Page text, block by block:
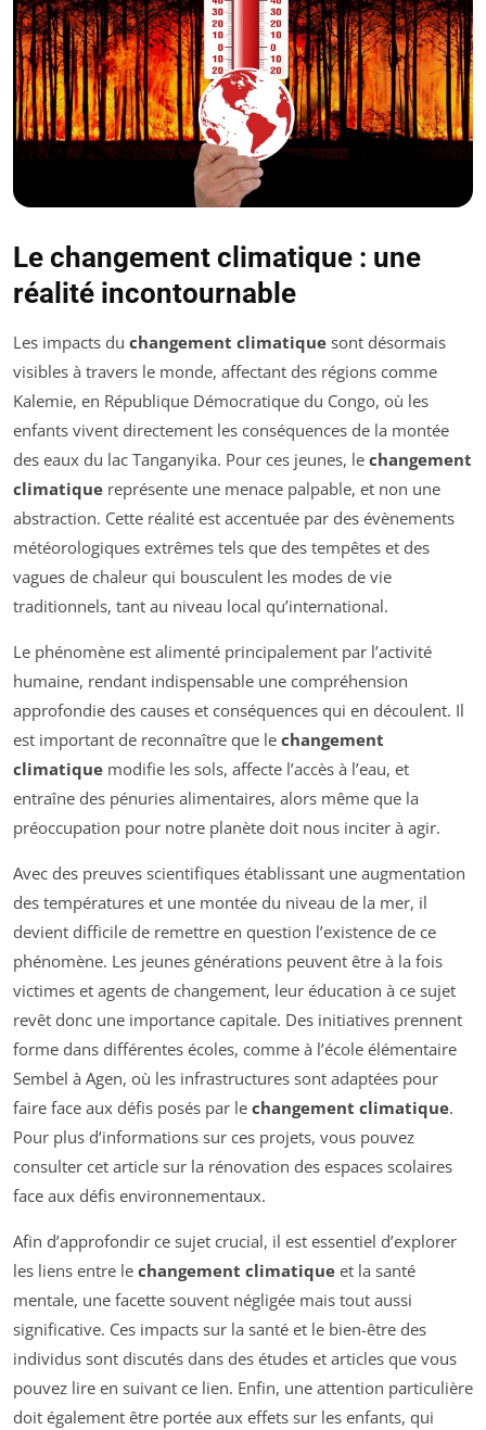
Le changement climatique : une
réalité incontournable
Les impacts du changement climatique sont désormais
visibles à travers le monde, affectant des régions comme
Kalemie, en République Démocratique du Congo, où les
enfants vivent directement les conséquences de la montée
des eaux du lac Tanganyika. Pour ces jeunes, le changement
climatique représente une menace palpable, et non une
abstraction. Cette réalité est accentuée par des évènements
météorologiques extrêmes tels que des tempêtes et des
vagues de chaleur qui bousculent les modes de vie
traditionnels, tant au niveau local qu’international.
Le phénomène est alimenté principalement par l’activité
humaine, rendant indispensable une compréhension
approfondie des causes et conséquences qui en découlent. Il
est important de reconnaître que le changement
climatique modifie les sols, affecte l’accès à l’eau, et
entraîne des pénuries alimentaires, alors même que la
préoccupation pour notre planète doit nous inciter à agir.
Avec des preuves scientifiques établissant une augmentation
des températures et une montée du niveau de la mer, il
devient difficile de remettre en question l’existence de ce
phénomène. Les jeunes générations peuvent être à la fois
victimes et agents de changement, leur éducation à ce sujet
revêt donc une importance capitale. Des initiatives prennent
forme dans différentes écoles, comme à l’école élémentaire
Sembel à Agen, où les infrastructures sont adaptées pour
faire face aux défis posés par le changement climatique.
Pour plus d’informations sur ces projets, vous pouvez
consulter cet article sur la rénovation des espaces scolaires
face aux défis environnementaux.
Afin d’approfondir ce sujet crucial, il est essentiel d’explorer
les liens entre le changement climatique et la santé
mentale, une facette souvent négligée mais tout aussi
significative. Ces impacts sur la santé et le bien-être des
individus sont discutés dans des études et articles que vous
pouvez lire en suivant ce lien. Enfin, une attention particulière
doit également être portée aux effets sur les enfants, qui